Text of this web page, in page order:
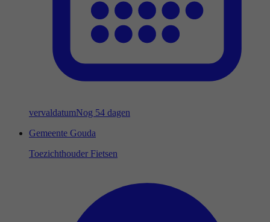
vervaldatumNog 54 dagen
Gemeente Gouda
Toezichthouder Fietsen